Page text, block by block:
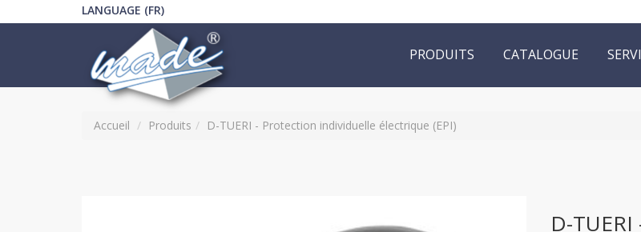
LANGUAGE (FR)
PRODUITS CATALOGUE
Accueil Produits D-TUERI - Protection individuelle électrique (EPI)
D-